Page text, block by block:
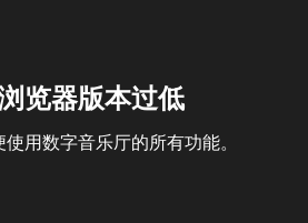
览器版本过低
用数字音乐厅的所有功能。